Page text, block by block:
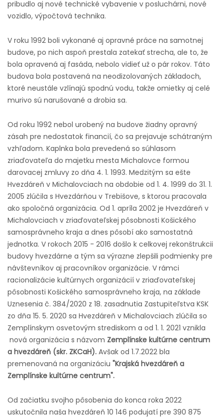
pribudlo aj nové technické vybavenie v posluchárni, nové
vozidlo, výpočtová technika.
V roku 1992 boli vykonané aj opravné práce na samotnej
budove, po nich aspoň prestala zatekať strecha, ale to, že
bola opravená aj fasáda, nebolo vidieť už o pár rokov. Táto
budova bola postavená na neodizolovaných základoch,
ktoré neustále vzlínajú spodnú vodu, takže omietky aj celé
murivo sú narušované a drobia sa.
Od roku 1992 nebol urobený na budove žiadny opravný
zásah pre nedostatok financií, čo sa prejavuje schátraným
vzhľadom. Kaplnka bola prevedená so súhlasom
zriaďovateľa do majetku mesta Michalovce formou
darovacej zmluvy zo dňa 4. 1. 1993. Medzitým sa ešte
Hvezdáreň v Michalovciach na obdobie od 1. 4. 1999 do 31. 1.
2005 zlúčila s Hvezdárňou v Trebišove, s ktorou pracovala
ako spoločná organizácia. Od 1. apríla 2002 je Hvezdáreň v
Michalovciach v zriaďovateľskej pôsobnosti Košického
samosprávneho kraja a dnes pôsobí ako samostatná
jednotka. V rokoch 2015 - 2016 došlo k celkovej rekonštrukcii
budovy hvezdárne a tým sa výrazne zlepšili podmienky pre
návštevníkov aj pracovníkov organizácie. V rámci
racionalizácie kultúrnych organizácií v zriaďovateľskej
pôsobnosti Košického samosprávneho kraja, na základe
Uznesenia č. 384/2020 z 18. zasadnutia Zastupiteľstva KSK
zo dňa 15. 5. 2020 sa Hvezdáreň v Michalovciach zlúčila so
Zemplínskym osvetovým strediskom a od 1. 1. 2021 vznikla
nová organizácia s názvom Zemplínske kultúrne centrum
a hvezdáreň (skr. ZKCaH). Avšak od 1.7.2022 bla
premenovaná na organizáciu "Krajská hvezdáreň a
Zemplínske kultúrne centrum".
Od začiatku svojho pôsobenia do konca roka 2022
uskutočnila naša hvezdáreň 10 146 podujatí pre 390 875